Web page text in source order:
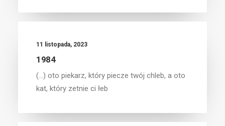
11 listopada, 2023
1984
(...) oto piekarz, który piecze twój chleb, a oto
kat, który zetnie ci łeb